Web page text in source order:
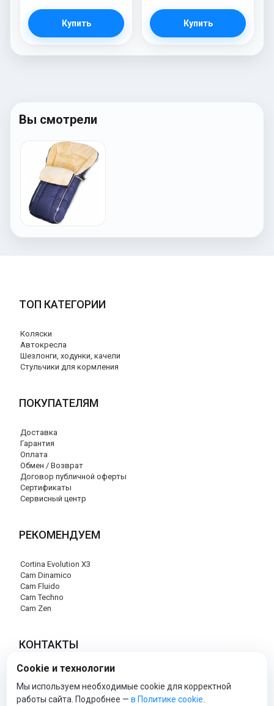
Купить Купить
Вы смотрели
ТОП КАТЕГОРИИ
Коляски
Автокресла
Шезлонги, ходунки, качели
Стульчики для кормления
ПОКУПАТЕЛЯМ
Доставка
Гарантия
Оплата
Обмен / Возврат
Договор публичной оферты
Сертификаты
Сервисный центр
РЕКОМЕНДУЕМ
Cortina Evolution X3
Cam Dinamico
Cam Fluido
Cam Techno
Cam Zen
КОНТАКТЫ
+7 (495) 120-29-85
info@cam-official-store.ru
Cookie и технологии
Мы используем необходимые cookie для корректной
работы сайта. Подробнее — в Политике cookie